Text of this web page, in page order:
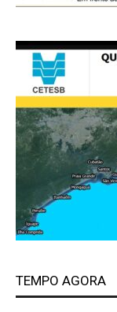
TEMPO AGORA